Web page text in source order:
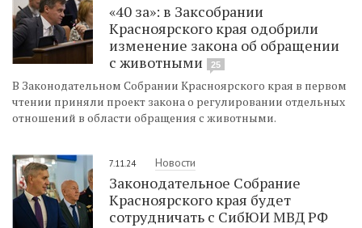
«40 за»: в Заксобрании
Красноярского края одобрили
изменение закона об обращении
с животными
25
В Законодательном Собрании Красноярского края в первом
чтении приняли проект закона о регулировании отдельных
отношений в области обращения с животными.
7.11.24 Новости
Законодательное Собрание
Красноярского края будет
сотрудничать с СибЮИ МВД РФ